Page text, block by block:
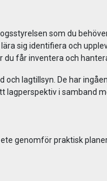
som du
sig identifiera och
får inventera och
lagtillsyn. De har
i samband
genomför praktisk